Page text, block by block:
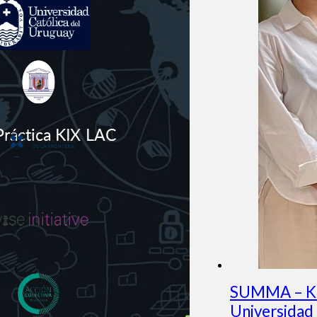
SUMMA –